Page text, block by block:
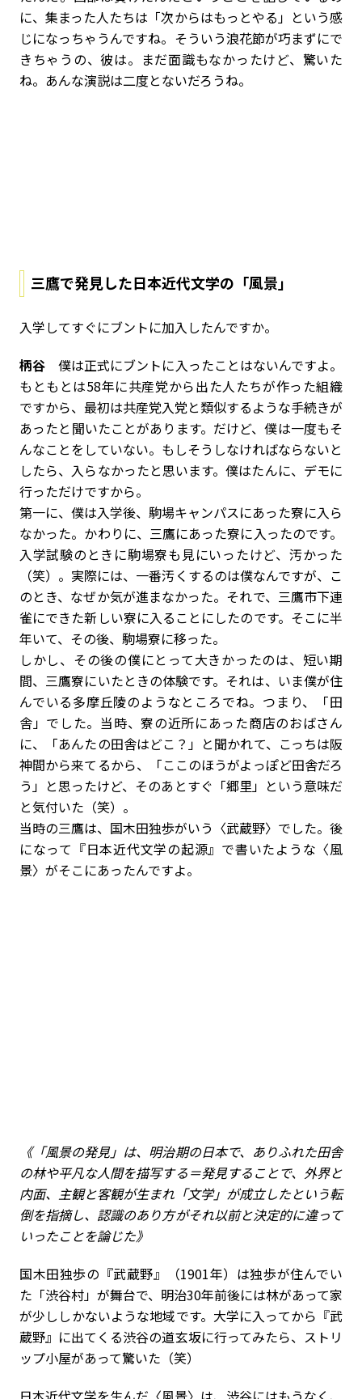
に、集まった人たちは「次からはもっとやる」という感
じになっちゃうんですね。そういう浪花節が巧まずにで
きちゃうの、彼は。まだ面識もなかったけど、驚いた
ね。あんな演説は二度とないだろうね。
三鷹で発見した日本近代文学の「風景」
――入学してすぐにブントに加入したんですか。
柄谷 僕は正式にブントに入ったことはないんですよ。
もともとは58年に共産党から出た人たちが作った組織
ですから、最初は共産党入党と類似するような手続きが
あったと聞いたことがあります。だけど、僕は一度もそ
んなことをしていない。もしそうしなければならないと
したら、入らなかったと思います。僕はたんに、デモに
行っただけですから。
第一に、僕は入学後、駒場キャンパスにあった寮に入ら
なかった。かわりに、三鷹にあった寮に入ったのです。
入学試験のときに駒場寮も見にいったけど、汚かった
（笑）。実際には、一番汚くするのは僕なんですが、こ
のとき、なぜか気が進まなかった。それで、三鷹市下連
雀にできた新しい寮に入ることにしたのです。そこに半
年いて、その後、駒場寮に移った。
しかし、その後の僕にとって大きかったのは、短い期
間、三鷹寮にいたときの体験です。それは、いま僕が住
んでいる多摩丘陵のようなところでね。つまり、「田
舎」でした。当時、寮の近所にあった商店のおばさん
に、「あんたの田舎はどこ？」と聞かれて、こっちは阪
神間から来てるから、「ここのほうがよっぽど田舎だろ
う」と思ったけど、そのあとすぐ「郷里」という意味だ
と気付いた（笑）。
当時の三鷹は、国木田独歩がいう〈武蔵野〉でした。後
になって『日本近代文学の起源』で書いたような〈風
景〉がそこにあったんですよ。
《「風景の発見」は、明治期の日本で、ありふれた田舎
の林や平凡な人間を描写する＝発見することで、外界と
内面、主観と客観が生まれ「文学」が成立したという転
倒を指摘し、認識のあり方がそれ以前と決定的に違って
いったことを論じた》
国木田独歩の『武蔵野』（1901年）は独歩が住んでい
た「渋谷村」が舞台で、明治30年前後には林があって家
が少ししかないような地域です。大学に入ってから『武
蔵野』に出てくる渋谷の道玄坂に行ってみたら、ストリ
ップ小屋があって驚いた（笑）